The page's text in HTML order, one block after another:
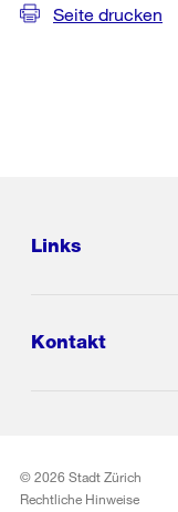
Seite drucken
Links
Kontakt
© 2026 Stadt Zürich
Rechtliche Hinweise